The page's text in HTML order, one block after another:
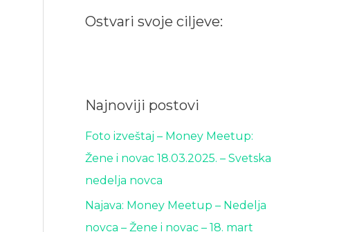
Ostvari svoje ciljeve:
Najnoviji postovi
Foto izveštaj – Money Meetup:
Žene i novac 18.03.2025. – Svetska
nedelja novca
Najava: Money Meetup – Nedelja
novca – Žene i novac – 18. mart